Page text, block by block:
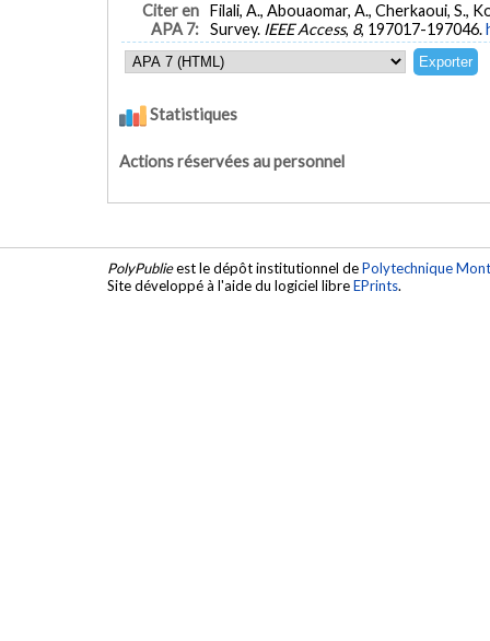
Citer en
APA 7:
Filali, A., Abouaomar, A., Cherkaoui, S.,
Survey. IEEE Access, 8, 197017-197046.
Statistiques
Actions réservées au personnel
PolyPublieest le dépôt institutionnel dePolytechnique
Site développé à l'aide du logiciel libreEPrints.